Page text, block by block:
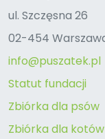
ul. Szczęsna 26
02-454
info@puszatek.pl
Statut fundacji
Zbiórka dla psów
Zbiórka dla kotów